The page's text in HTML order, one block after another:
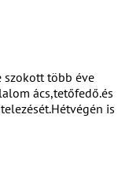
szokott több éve
ács,tetőfedő.és
is